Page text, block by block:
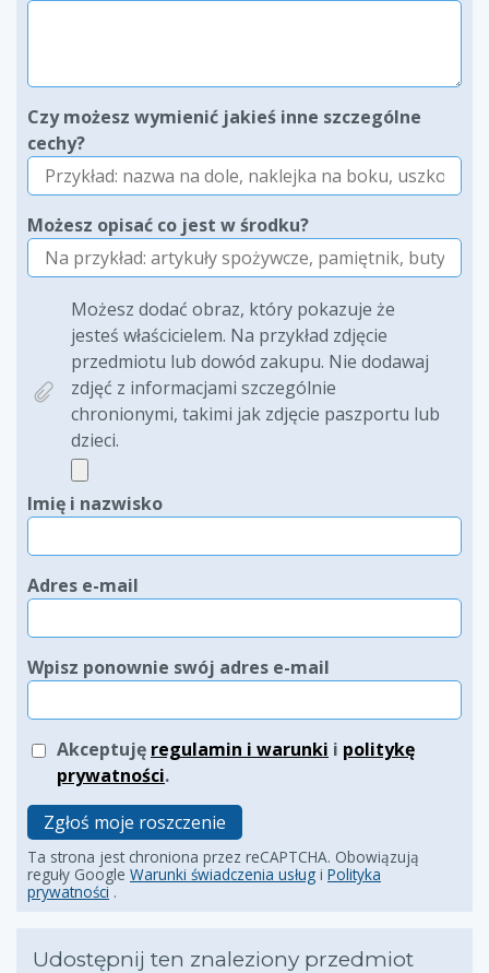
Czy możesz wymienić jakieś inne szczególne
cechy?
Możesz opisać co jest w środku?
Możesz dodać obraz, który pokazuje że
jesteś właścicielem. Na przykład zdjęcie
przedmiotu lub dowód zakupu. Nie dodawaj
zdjęć z informacjami szczególnie
chronionymi, takimi jak zdjęcie paszportu lub
dzieci.
Imię i nazwisko
Adres e-mail
Wpisz ponownie swój adres e-mail
Akceptuję regulamin i warunki i politykę
prywatności.
Zgłoś moje roszczenie
Ta strona jest chroniona przez reCAPTCHA. Obowiązują
reguły Google Warunki świadczenia usług i Polityka
prywatności.
Udostępnij ten znaleziony przedmiot